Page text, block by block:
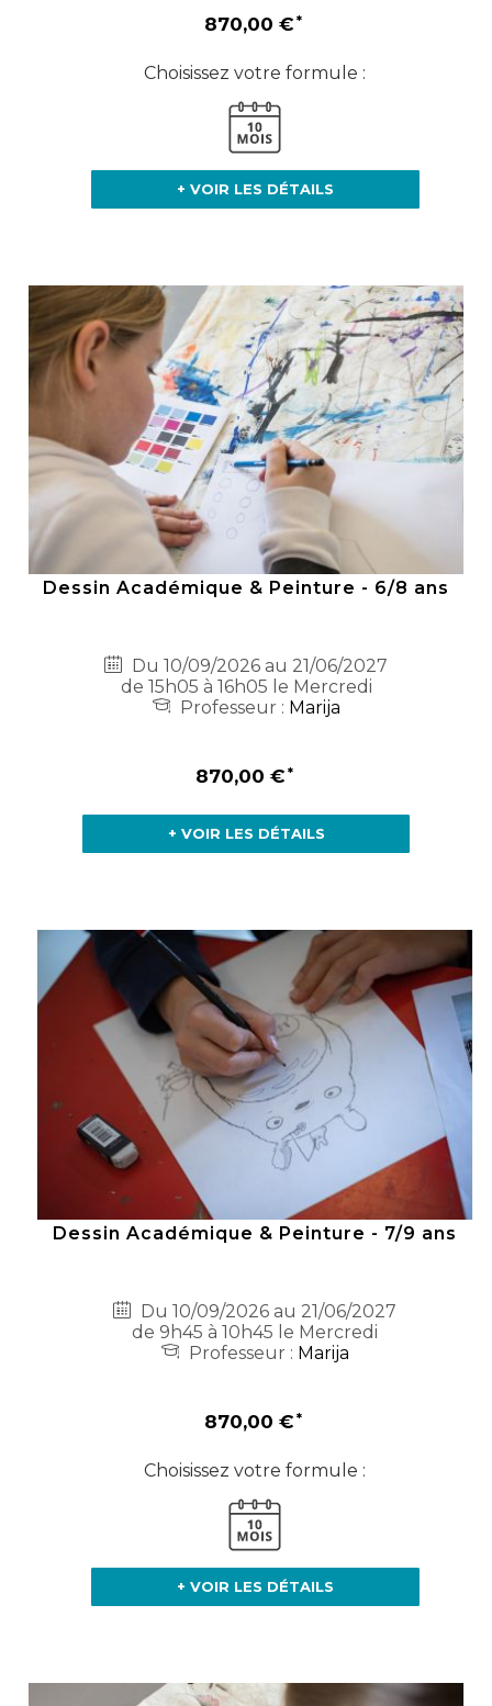
870,00 €
Choisissez votre formule :
+ VOIR LES DÉTAILS
Dessin Académique & Peinture - 6/8 ans
Du 10/09/2026 au 21/06/2027
de 15h05 à 16h05 le Mercredi
Professeur : Marija
870,00 €
+ VOIR LES DÉTAILS
Dessin Académique & Peinture - 7/9 ans
Du 10/09/2026 au 21/06/2027
de 9h45 à 10h45 le Mercredi
Professeur : Marija
870,00 €
Choisissez votre formule :
+ VOIR LES DÉTAILS